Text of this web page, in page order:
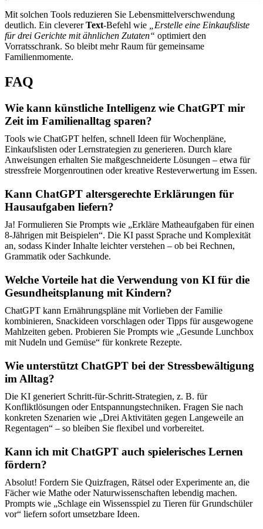
Mit solchen Tools reduzieren Sie Lebensmittelverschwendung
deutlich. Ein clevererText-Befehl wie
„Erstelle eine Einkaufsliste
für drei Gerichte mit ähnlichen Zutaten“ optimiert den
Vorratsschrank. So bleibt mehr Raum für gemeinsame
Familienmomente.
FAQ
Wie kann künstliche Intelligenz wie ChatGPT mir
Zeit im Familienalltag sparen?
Tools wie ChatGPT helfen, schnell Ideen für Wochenpläne,
Einkaufslisten oder Lernstrategien zu generieren. Durch klare
Anweisungen erhalten Sie maßgeschneiderte Lösungen – etwa für
stressfreie Morgenroutinen oder kreative Resteverwertung im Essen.
Kann ChatGPT altersgerechte Erklärungen für
Hausaufgaben liefern?
Ja! Formulieren Sie Prompts wie „Erkläre Matheaufgaben für einen
8-Jährigеn mit Beispielen“. Die KI passt Sprache und Komplexität
an, sodass Kinder Inhalte leichter verstehen – ob bei Rechnen,
Grammatik oder Sachkunde.
Welche Vorteile hat die Verwendung von KI für die
Gesundheitsplanung mit Kindern?
ChatGPT kann Ernährungspläne mit Vorlieben der Familie
kombinieren, Snackideen vorschlagen oder Tipps für ausgewogene
Mahlzeiten geben. Probieren Sie Prompts wie „Gesunde Lunchbox
mit Nudeln und Gemüse“ für konkrete Rezepte.
Wie unterstützt ChatGPT bei der Stressbewältigung
im Alltag?
Die KI generiert Schritt-für-Schritt-Strategien, z. B. für
Konfliktlösungen oder Entspannungstechniken. Fragen Sie nach
konkreten Szenarien wie „Drei Aktivitäten gegen Langeweile an
Regentagen“ – so bleiben Sie flexibel und vorbereitet.
Kann ich mit ChatGPT auch spielerisches Lernen
fördern?
Absolut! Fordern Sie Quizfragen, Rätsel oder Experimente an, die
Fächer wie Mathe oder Naturwissenschaften lebendig machen.
Prompts wie „Schlage ein Wissensspiel zu Tieren für Grundschüler
vor“ liefern sofort umsetzbare Ideen.